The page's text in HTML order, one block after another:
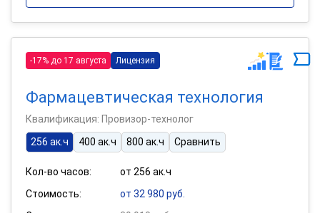
-17% до 17 августа Лицензия
Фармацевтическая технология
Квалификация: Провизор-технолог
256 ак.ч
400 ак.ч 800 ак.ч Сравнить
Кол-во часов:
от 256 ак.ч
Стоимость:
от 32 980 руб.